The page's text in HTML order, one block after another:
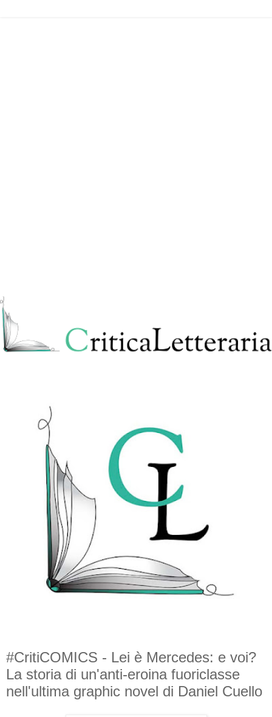
#CritiCOMICS - Lei è Mercedes: e voi?
La storia di un'anti-eroina fuoriclasse
nell'ultima graphic novel di Daniel Cuello